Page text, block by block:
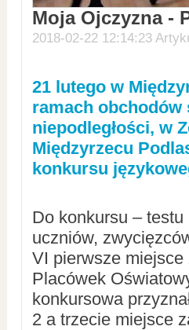
Moja Ojczyzna -
2018-02-22 12:14:23
21 lutego w
ramach
niepodległości, w
Międzyrzecu
konkursu
Do konkursu –
uczniów,
VI pierwsze miejsce
Placówek
konkursowa
2 a trzecie miejsce